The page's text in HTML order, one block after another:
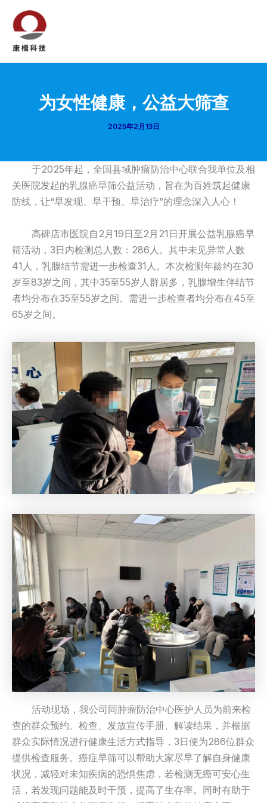
为女性健康，公益大筛查
2025年2月13日
于2025年起，全国县域肿瘤防治中心联合我单位及相
关医院发起的乳腺癌早筛公益活动，旨在为百姓筑起健康
防线，让“早发现、早干预、早治疗”的理念深入人心！
高碑店市医院自2月19日至2月21日开展公益乳腺癌早
筛活动，3日内检测总人数：286人。其中未见异常人数
41人，乳腺结节需进一步检查31人。本次检测年龄约在30
岁至83岁之间，其中35至55岁人群居多，乳腺增生伴结节
者均分布在35至55岁之间。需进一步检查者均分布在45至
65岁之间。
活动现场，我公司同肿瘤防治中心医护人员为前来检
查的群众预约、检查、发放宣传手册、解读结果，并根据
群众实际情况进行健康生活方式指导，3日便为286位群众
提供检查服务。癌症早筛可以帮助大家尽早了解自身健康
状况，减轻对未知疾病的恐惧焦虑，若检测无癌可安心生
活，若发现问题能及时干预，提高了生存率。同时有助于